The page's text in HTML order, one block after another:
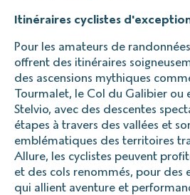
Itinéraires cyclistes
Pour les amateurs de
offrent des itinéraires
des ascensions mythiques
Tourmalet, le Col du Galibier ou
Stelvio, avec des descentes
étapes à travers des vallées et
emblématiques des territoires
Allure, les cyclistes peuvent
et des cols renommés, pour des
qui allient aventure et